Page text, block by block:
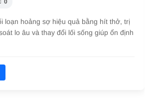
loạn hoảng sợ hiệu quả bằng hít thở, trị
lo âu và thay đổi lối sống giúp ổn định